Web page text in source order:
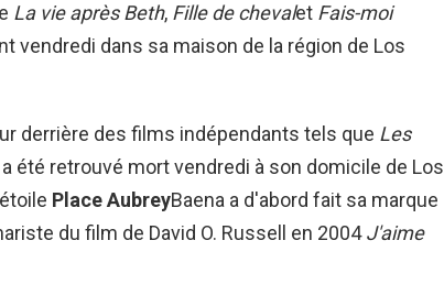
La vie après Beth, Fille de chevalet Fais-moi
vendredi dans sa maison de la région de Los
derrière des films indépendants tels que Les
a été retrouvé mort vendredi à son domicile de Los
Place AubreyBaena a d'abord fait sa marque
du film de David O. Russell en 2004J'aime